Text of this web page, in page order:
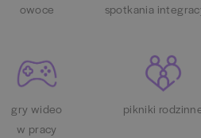
owoce spotkania
gry wideo
w pracy
pikniki